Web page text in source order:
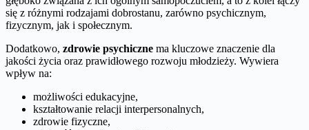
się z różnymi rodzajami dobrostanu, zarówno psychicznym,
fizycznym, jak i społecznym.
Dodatkowo, zdrowie psychiczne ma kluczowe znaczenie dla
jakości życia oraz prawidłowego rozwoju młodzieży. Wywiera
wpływ na:
możliwości edukacyjne,
kształtowanie relacji interpersonalnych,
zdrowie fizyczne,